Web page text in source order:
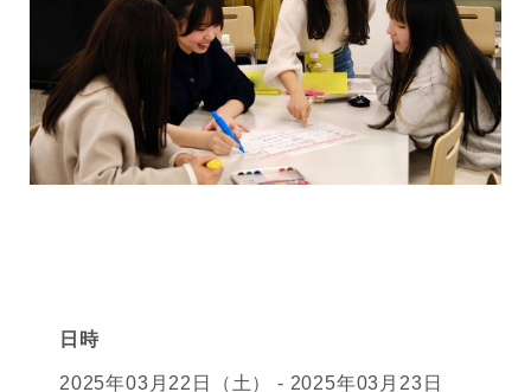
日時
2025年03月22日（土） - 2025年03月23日